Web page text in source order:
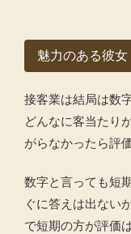
魅力のある彼女
接客業は結局は数
どんなに客当たり
がらなかったら評
数字と言っても短
ぐに答えは出ない
で短期の方が評価